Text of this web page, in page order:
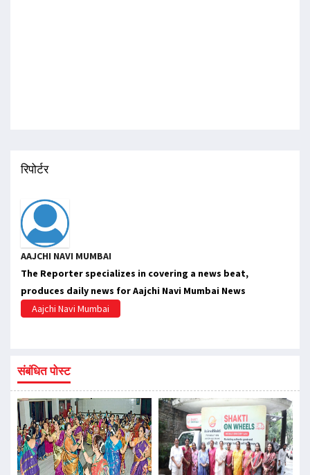
रिपोर्टर
AAJCHI NAVI MUMBAI
The Reporter specializes in covering a news beat,
produces daily news for Aajchi Navi Mumbai News
Aajchi Navi Mumbai
संबंधित पोस्ट